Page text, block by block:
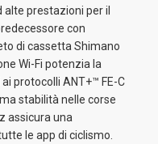
prestazioni per il
con
di cassetta Shimano
Wi-Fi potenzia la
protocolli ANT+™ FE-C
stabilità nelle corse
assicura una
le app di ciclismo.